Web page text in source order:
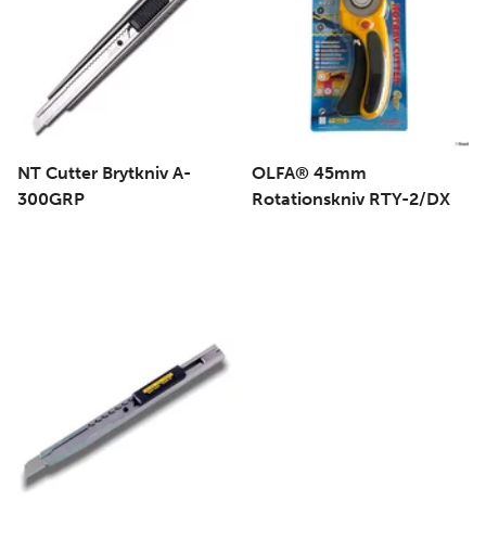
NT Cutter Brytkniv A-
300GRP
OLFA® 45mm
Rotationskniv RTY-2/DX